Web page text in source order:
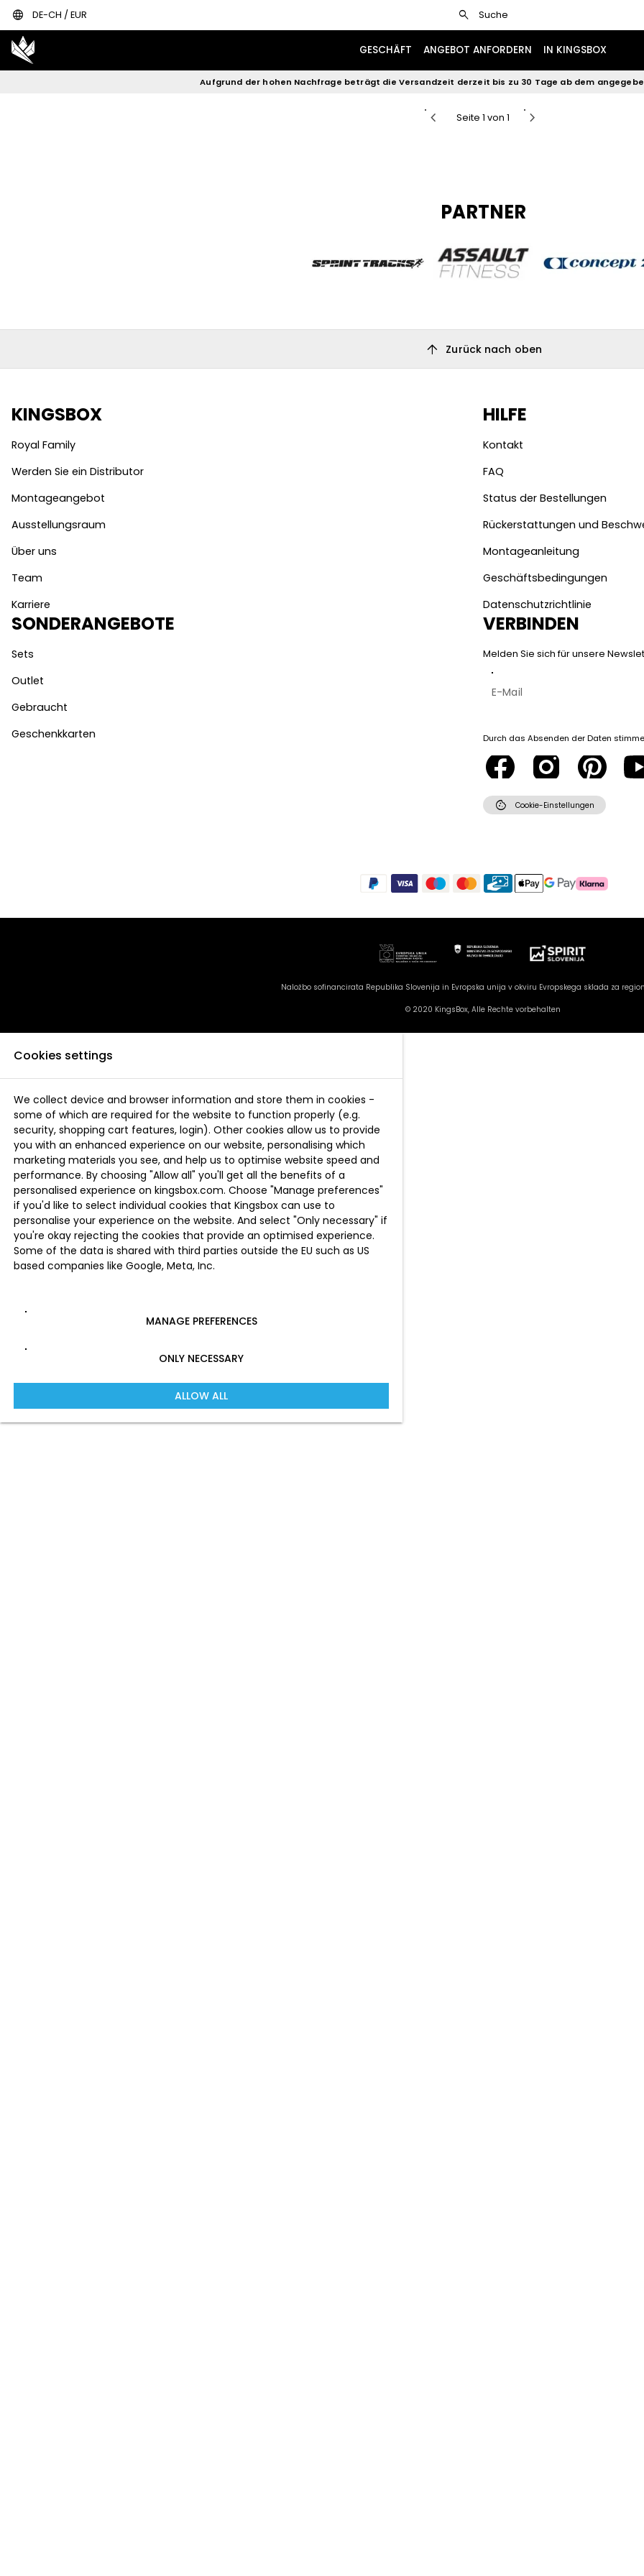
language DE-CH / EUR search Suche
GESCHÄFT ANGEBOT ANFORDERN IN KINGSBOX
Aufgrund der hohen Nachfrage beträgt die Versandzeit derzeit bis zu 30 Tage ab dem
Kingsbox quick fit dumbbell
chevron_left Seite 1 von 1 chevron_right
PARTNER
arrow_upward Zurück nach oben
KINGSBOX
Royal Family
Werden Sie ein Distributor
Montageangebot
Ausstellungsraum
Über uns
Team
Karriere
HILFE
Kontakt
FAQ
Status der Bestellungen
Rückerstattungen und
Montageanleitung
Geschäftsbedingungen
Datenschutzrichtlinie
SONDERANGEBOTE
Sets
Outlet
Gebraucht
Geschenkkarten
VERBINDEN
Melden Sie sich für unsere
Durch das Absenden der Daten
cookie Cookie-Einstellungen
Naložbo sofinancirata Republika Slovenija in Evropska unija v okviru Evropskega sklada za
© 2020 KingsBox, Alle Rechte vorbehalten
Cookies settings
We collect device and browser information and store them in cookies -
some of which are required for the website to function properly (e.g.
security, shopping cart features, login). Other cookies allow us to provide
you with an enhanced experience on our website, personalising which
marketing materials you see, and help us to optimise website speed and
performance. By choosing "Allow all" you'll get all the benefits of a
personalised experience on kingsbox.com. Choose "Manage preferences"
if you'd like to select individual cookies that Kingsbox can use to
personalise your experience on the website. And select "Only necessary" if
you're okay rejecting the cookies that provide an optimised experience.
Some of the data is shared with third parties outside the EU such as US
based companies like Google, Meta, Inc.
MANAGE PREFERENCES
ONLY NECESSARY
ALLOW ALL